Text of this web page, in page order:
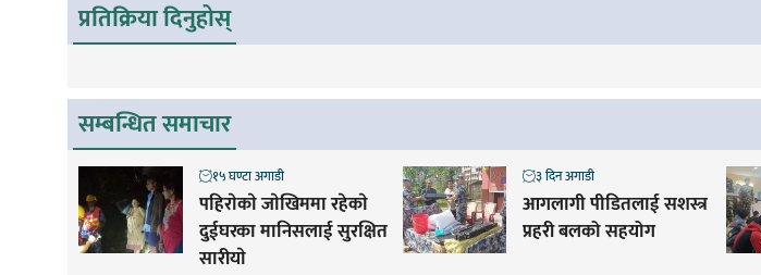
प्रतिक्रिया दिनुहोस्
सम्बन्धित समाचार
पहिराेकाे जाेखिममा रहेकाे
दुईघरका मानिसलाई सुरक्षित
सारीयाे
१५ घण्टा अगाडी
आगलागी पीडितलाई सशस्त्र
प्रहरी बलको सहयोग
३ दिन अगाडी